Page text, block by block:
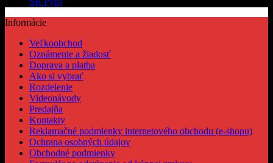
Informácie
Veľkoobchod
Oznámenie a žiadosť
Doprava a platba
Ako si vybrať
Rozdelenie
Videonávody
Predajňa
Kontakty
Reklamačné podmienky internetového obchodu (e-shopu)
Ochrana osobných údajov
Obchodné podmienky